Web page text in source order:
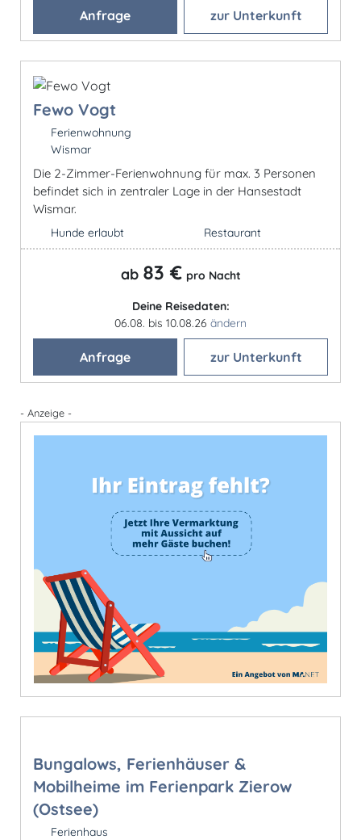
Anfrage zur Unterkunft
Fewo Vogt
Ferienwohnung
Wismar
Die 2-Zimmer-Ferienwohnung für max. 3 Personen
befindet sich in zentraler Lage in der Hansestadt
Wismar.
Hunde erlaubt Restaurant
ab 83 € pro Nacht
Deine Reisedaten:
06.08. bis 10.08.26 ändern
Anfrage zur Unterkunft
- Anzeige -
Bungalows, Ferienhäuser &
Mobilheime im Ferienpark Zierow
(Ostsee)
Ferienhaus